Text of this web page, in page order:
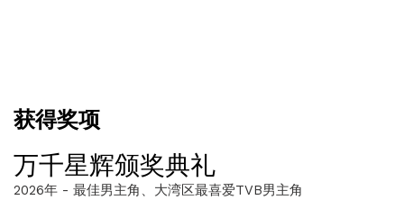
获得奖项
万千星辉颁奖典礼
2026年 - 最佳男主角、大湾区最喜爱TVB男主角